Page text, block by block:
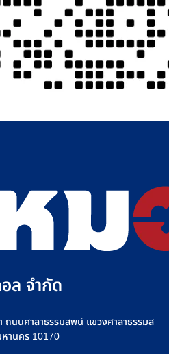
ล จำกัด
นนศาลาธรรมสพน์ แขวงศาลาธรรมส
านคร 10170